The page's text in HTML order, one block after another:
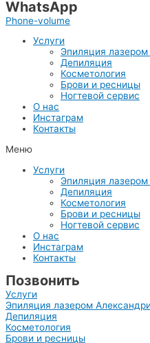
WhatsApp
Phone-volume
Услуги
Эпиляция
Депиляция
Косметология
Брови и ресницы
Ногтевой сервис
О нас
Инстаграм
Контакты
Меню
Услуги
Эпиляция
Депиляция
Косметология
Брови и ресницы
Ногтевой сервис
О нас
Инстаграм
Контакты
Позвонить
Услуги
Эпиляция лазером
Депиляция
Косметология
Брови и ресницы